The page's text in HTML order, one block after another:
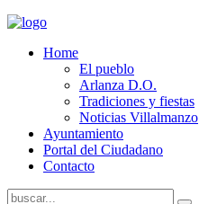
Home
El pueblo
Arlanza D.O.
Tradiciones y fiestas
Noticias Villalmanzo
Ayuntamiento
Portal del Ciudadano
Contacto